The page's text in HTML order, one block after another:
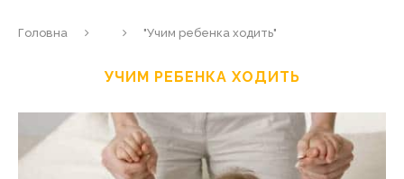
Головна "Учим ребенка ходить"
УЧИМ РЕБЕНКА ХОДИТЬ